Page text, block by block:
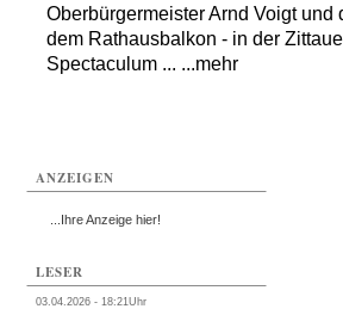
Oberbürgermeister Arnd Voigt und
dem Rathausbalkon - in der
Spectaculum ... ...mehr
ANZEIGEN
...Ihre Anzeige hier!
LESER
03.04.2026 - 18:21Uhr